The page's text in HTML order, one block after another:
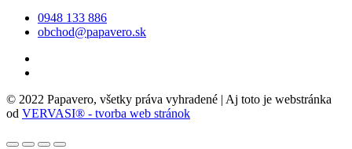
0948 133 886
obchod@papavero.sk
© 2022 Papavero, všetky práva vyhradené | Aj toto je webstránka
od VERVASI® - tvorba web stránok